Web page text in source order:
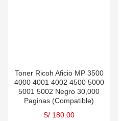
Toner Ricoh Aficio MP 3500
4000 4001 4002 4500 5000
5001 5002 Negro 30,000
Paginas (Compatible)
S/ 180.00